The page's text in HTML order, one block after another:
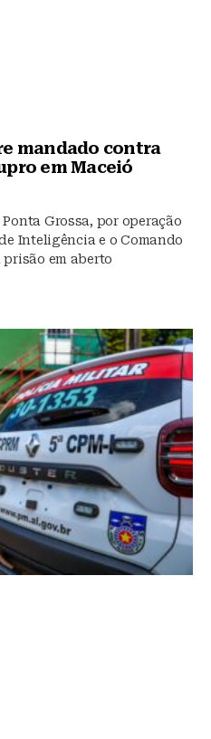
mandado contra
em Maceió
Grossa, por operação
Inteligência e o Comando
em aberto